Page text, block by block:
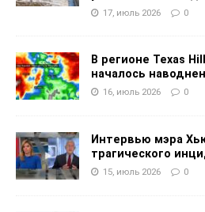
17, июль 2026 0
В регионе Texas
началось
16, июль 2026 0
Интервью мэра
трагического
15, июль 2026 0